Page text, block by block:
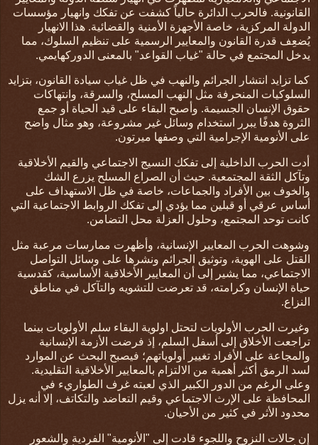
القانونية. فالحرب الدائرة حالياً كشفت عن تفكك وانهيار مؤسسات
الدولة المركزية، خاصة الأجهزة الأمنية والقضائية. هذا الانهيار
يُضعِف قدرة القانون والمعايير الرسمية على تنظيم السلوك، مما
يدخل المجتمع في حالة "غياب القواعد" بالمعنى الدوركهايمي.
كما تزايد انتشار الجرائم والنهب في ظل غياب سيادة القانون، بتزايد
السلوكيات المنحرفة مثل النهب المسلح، والسرقة، وانتهاكات
حقوق الإنسان الجسيمة. وأصبح البقاء على قيد الحياة أو جمع
الثروة هدفًا يبرر استخدام وسائل غير مشروعة، وهو مثال واضح
على الأنومية الإجرامية التي وصفها ميرتون.
أدت الحرب الداخلية إلى تفكك النسيج الاجتماعي والقيم الأخلاقية
وتآكل الثقة المجتمعية. حيث أن الصراع المسلح يزرع الشك
والخوف بين الأفراد والجماعات، خاصة في ظل الاستهداف على
أساس عرقي أو قبلين مما يؤدي إلى تفكك الروابط الاجتماعية التي
كانت توحد المجتمع، وحلول العزلة محل التضامن.
وشوهت الحرب المعايير الإنسانية، وأظهرت ممارسات مرعبة مثل
القتل على الهوية، وتوثيق الجرائم ونشرها على وسائل التواصل
الاجتماعي، مما يشير إلى أن المعايير الأخلاقية الأساسية، كقدسية
حياة الإنسان وكرامته، قد تعرضت للتشويه والتآكل في مناطق
النزاع.
وغيرت الحرب الأولويات لتحتل اولوية البقاء سلم الأولويات بينما
تراجعت الأخلاق إلى أسفل السلم، إذ فرضت الأزمة الإنسانية
والمجاعة على الأفراد تغيير أولوياتهم؛ فيصبح البحث عن الموارد
لسد الرمق أكثر أهمية من الالتزام بالمعايير الأخلاقية التقليدية.
وعلى الرغم من الدور الكبير الذي لعبته غرف الطواريء في
المحافظة على الإرث الاجتماعي وقيم التعاضد والتكاتف، إلا أنه يزل
محدود الأثر في كثير من الأحيان.
إن حالات النزوح واللجوء قادت إلى "الأنومية" الفردية والشعور